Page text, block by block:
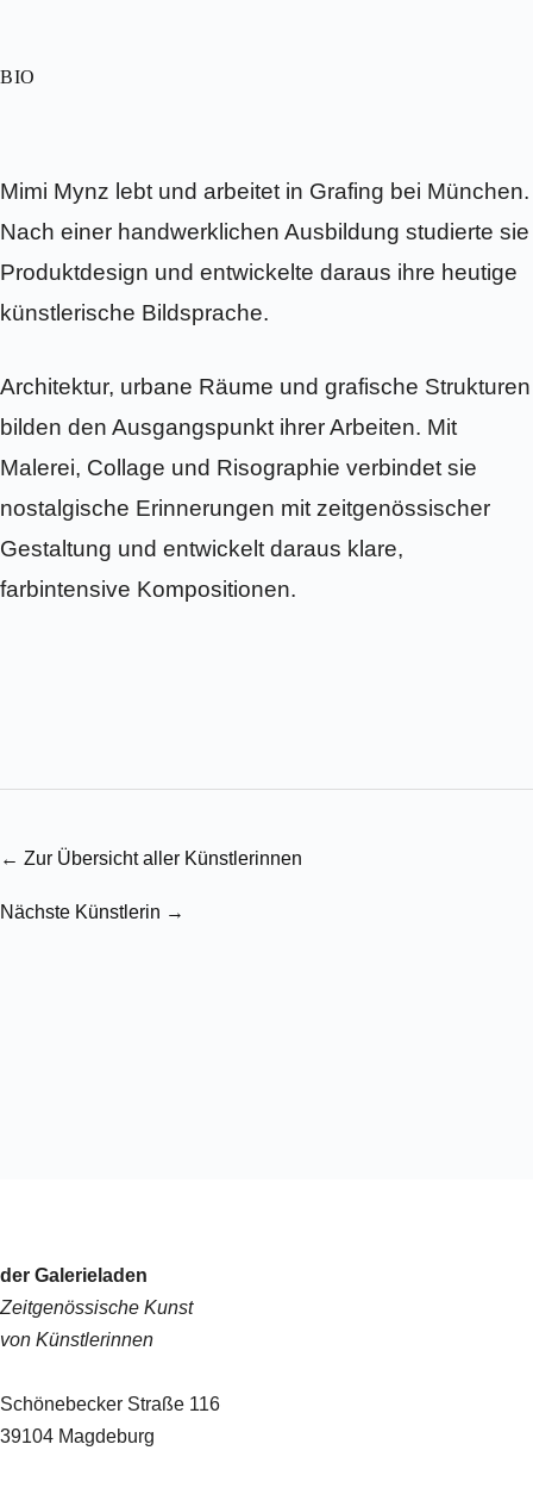
BIO
Mimi Mynz lebt und arbeitet in Grafing bei München.
Nach einer handwerklichen Ausbildung studierte sie
Produktdesign und entwickelte daraus ihre heutige
künstlerische Bildsprache.
Architektur, urbane Räume und grafische Strukturen
bilden den Ausgangspunkt ihrer Arbeiten. Mit
Malerei, Collage und Risographie verbindet sie
nostalgische Erinnerungen mit zeitgenössischer
Gestaltung und entwickelt daraus klare,
farbintensive Kompositionen.
← Zur Übersicht aller Künstlerinnen
Nächste Künstlerin →
der Galerieladen
Zeitgenössische Kunst
von Künstlerinnen
Schönebecker Straße 116
39104 Magdeburg